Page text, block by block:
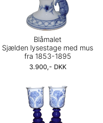
Blåmalet
Sjælden lysestage med mus
fra 1853-1895
3.900,- DKK